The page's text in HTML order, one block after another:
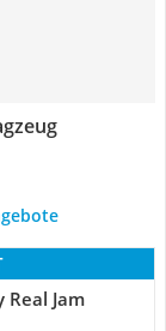
Jam